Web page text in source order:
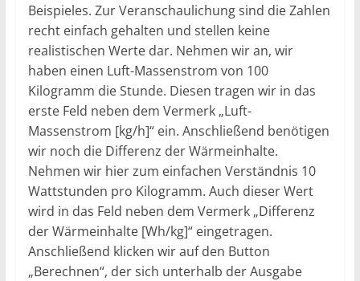
Beispieles. Zur Veranschaulichung sind die Zahlen
recht einfach gehalten und stellen keine
realistischen Werte dar. Nehmen wir an, wir
haben einen Luft-Massenstrom von 100
Kilogramm die Stunde. Diesen tragen wir in das
erste Feld neben dem Vermerk „Luft-
Massenstrom [kg/h]“ ein. Anschließend benötigen
wir noch die Differenz der Wärmeinhalte.
Nehmen wir hier zum einfachen Verständnis 10
Wattstunden pro Kilogramm. Auch dieser Wert
wird in das Feld neben dem Vermerk „Differenz
der Wärmeinhalte [Wh/kg]“ eingetragen.
Anschließend klicken wir auf den Button
„Berechnen“, der sich unterhalb der Ausgabe